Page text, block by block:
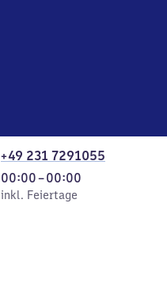
+49 231 7291055
00:00–00:00
Von
0
inkl. Feiertage